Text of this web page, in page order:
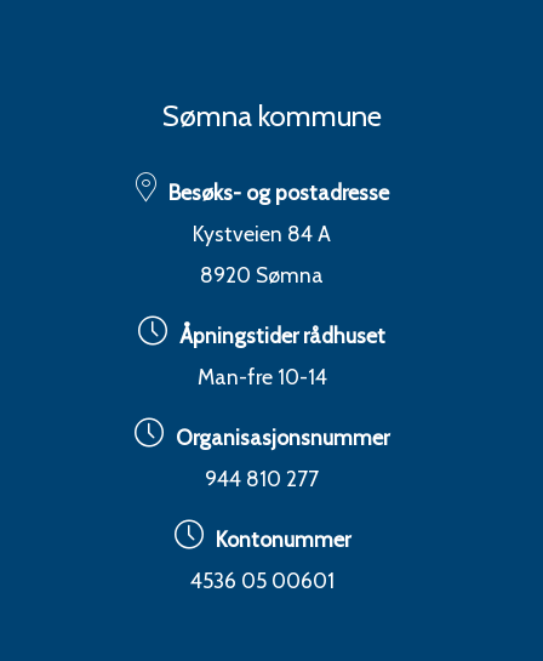
Sømna kommune
Besøks- og postadresse
Kystveien 84 A
8920 Sømna
Åpningstider rådhuset
Man-fre 10-14
Organisasjonsnummer
944 810 277
Kontonummer
4536 05 00601